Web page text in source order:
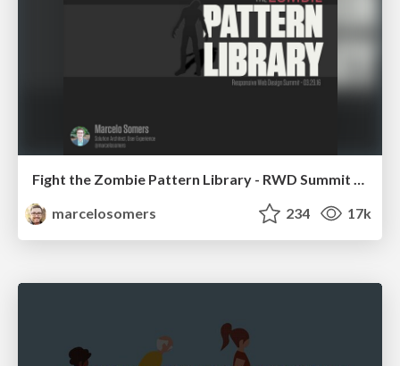
Fight the Zombie Pattern Library - RWD Summit 2016
marcelosomers
234 17k